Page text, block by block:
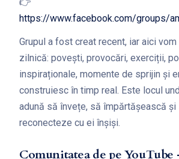
https://www.facebook.com/groups/
Grupul a fost creat recent, iar aici
zilnică: povești, provocări, exerciții,
inspiraționale, momente de sprijin și
construiesc în timp real. Este locul
adună să învețe, să împărtășească și
reconecteze cu ei înșiși.
Comunitatea de pe YouTube